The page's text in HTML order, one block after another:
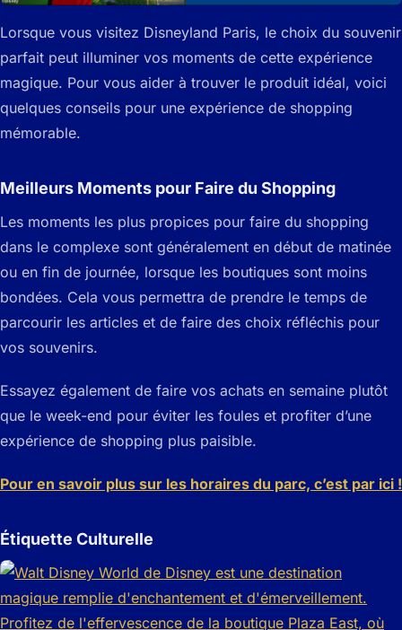
Lorsque vous visitez Disneyland Paris, le choix du souvenir
parfait peut illuminer vos moments de cette expérience
magique. Pour vous aider à trouver le produit idéal, voici
quelques conseils pour une expérience de shopping
mémorable.
Meilleurs Moments pour Faire du Shopping
Les moments les plus propices pour faire du shopping
dans le complexe sont généralement en début de matinée
ou en fin de journée, lorsque les boutiques sont moins
bondées. Cela vous permettra de prendre le temps de
parcourir les articles et de faire des choix réfléchis pour
vos souvenirs.
Essayez également de faire vos achats en semaine plutôt
que le week-end pour éviter les foules et profiter d’une
expérience de shopping plus paisible.
Pour en savoir plus sur les horaires du parc, c’est par ici !
Étiquette Culturelle